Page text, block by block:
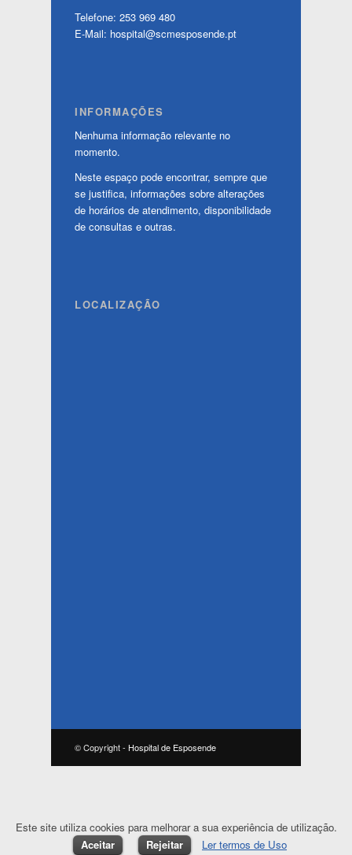
Telefone: 253 969 480
E-Mail: hospital@scmesposende.pt
INFORMAÇÕES
Nenhuma informação relevante no
momento.
Neste espaço pode encontrar, sempre que
se justifica, informações sobre alterações
de horários de atendimento, disponibilidade
de consultas e outras.
LOCALIZAÇÃO
© Copyright - Hospital de Esposende
Este site utiliza cookies para melhorar a sua experiência de utilização.
Aceitar
Rejeitar Ler termos de Uso